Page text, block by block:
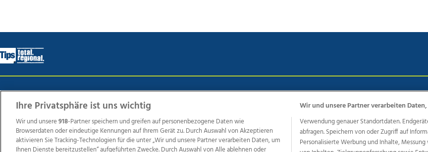
Weitere Angebote des Medienhauses Wimmer
Ihre Privatsphäre ist uns wichtig
Wir und unsere918-Partner speichern und greifen auf personenbezogene Daten wie
Browserdaten oder eindeutige Kennungen auf Ihrem Gerät zu. Durch Auswahl von Akzeptieren
aktivieren Sie Tracking-Technologien für die unter „Wir und unsere Partner verarbeiten Daten, um
Ihnen Dienste bereitzustellen“ aufgeführten Zwecke. Durch Auswahl von Alle ablehnen oder
Wir und unsere Partner verarbeiten
Verwendung genauer Standortdaten.
abfragen. Speichern von oder Zugriff auf
Personalisierte Werbung und Inhalte,